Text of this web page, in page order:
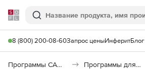
Softline
Поиск
8 (800) 200-08-60Запрос ценыИнферитБлог
Программы САПР и ГИС Программы для документооборота